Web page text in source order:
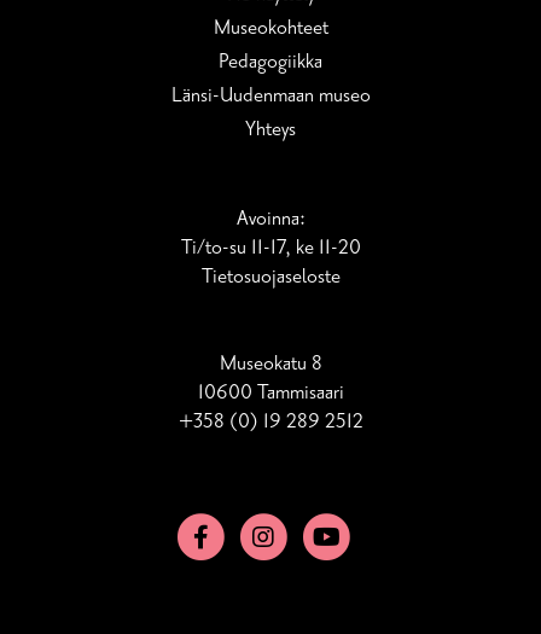
Museokohteet
Pedagogiikka
Länsi-Uudenmaan museo
Yhteys
Avoinna:
Ti/to-su 11-17, ke 11-20
Tietosuoja­seloste
Museokatu 8
10600 Tammisaari
+358 (0) 19 289 2512
FacebookInstagramYouTube